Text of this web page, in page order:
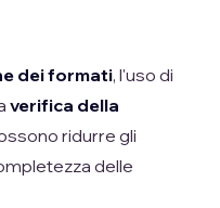
dei formati, l'uso di
verifica della
ridurre gli
delle